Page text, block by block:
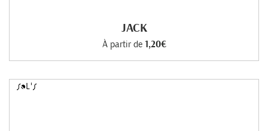
JACK
À partir de 1,20€